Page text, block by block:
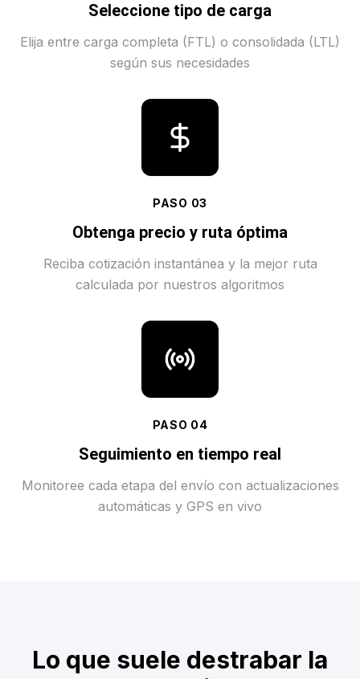
Seleccione tipo de carga
Elija entre carga completa (FTL) o consolidada (LTL)
según sus necesidades
PASO 03
Obtenga precio y ruta óptima
Reciba cotización instantánea y la mejor ruta
calculada por nuestros algoritmos
PASO 04
Seguimiento en tiempo real
Monitoree cada etapa del envío con actualizaciones
automáticas y GPS en vivo
Lo que suele destrabar la